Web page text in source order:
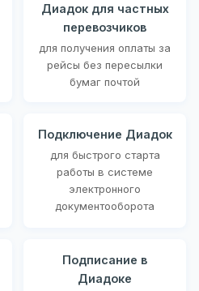
Диадок для частных
перевозчиков
для получения оплаты за
рейсы без пересылки
бумаг почтой
Подключение Диадок
для быстрого старта
работы в системе
электронного
документооборота
Подписание в
Диадоке